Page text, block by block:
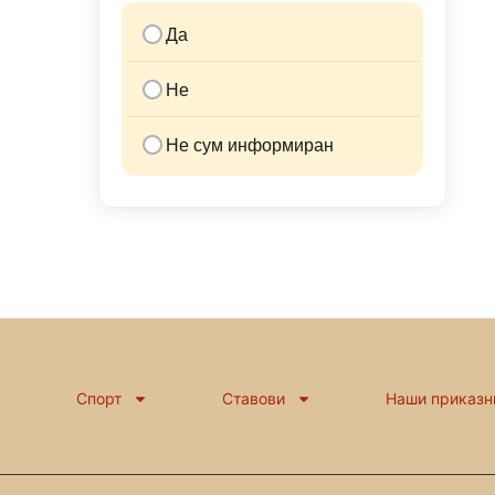
Да
Не
Не сум информиран
Спорт Ставови Наши